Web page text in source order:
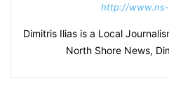
http://
Dimitris Ilias is a Local
North Shore News,